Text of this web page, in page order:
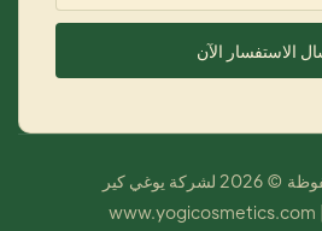
الاستفسار الآن
يوغي كير
www.yogicosmetics.com |